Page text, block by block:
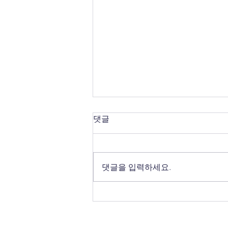
댓글
댓글을 입력하세요.